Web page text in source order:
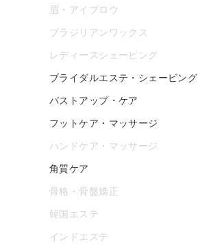
眉・アイブロウ
ブラジリアンワックス
レディースシェービング
ブライダルエステ・シェービング
バストアップ・ケア
フットケア・マッサージ
ハンドケア・マッサージ
角質ケア
骨格・骨盤矯正
韓国エステ
インドエステ